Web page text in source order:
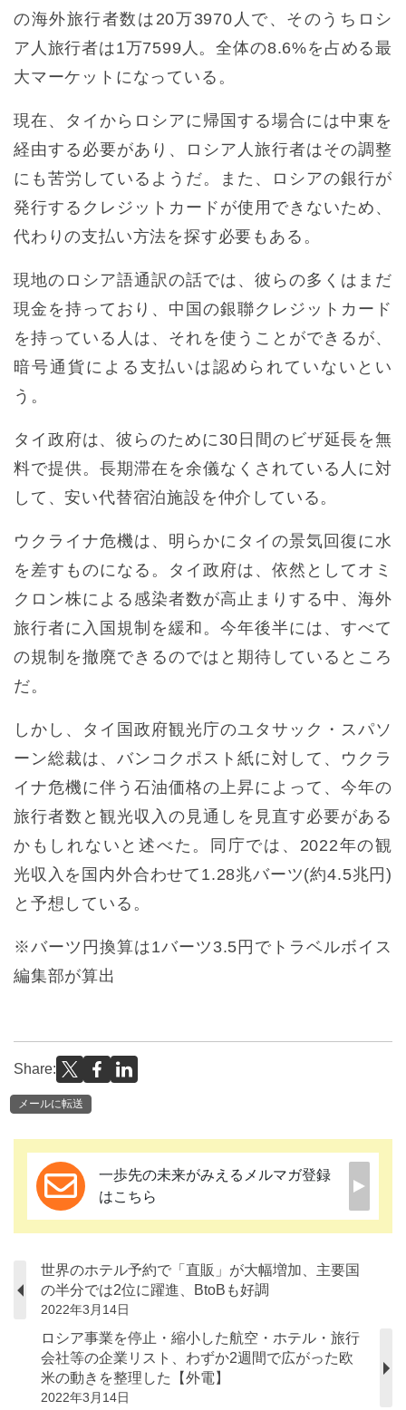
の海外旅行者数は20万3970人で、そのうちロシ
ア人旅行者は1万7599人。全体の8.6%を占める最
大マーケットになっている。
現在、タイからロシアに帰国する場合には中東を
経由する必要があり、ロシア人旅行者はその調整
にも苦労しているようだ。また、ロシアの銀行が
発行するクレジットカードが使用できないため、
代わりの支払い方法を探す必要もある。
現地のロシア語通訳の話では、彼らの多くはまだ
現金を持っており、中国の銀聯クレジットカード
を持っている人は、それを使うことができるが、
暗号通貨による支払いは認められていないとい
う。
タイ政府は、彼らのために30日間のビザ延長を無
料で提供。長期滞在を余儀なくされている人に対
して、安い代替宿泊施設を仲介している。
ウクライナ危機は、明らかにタイの景気回復に水
を差すものになる。タイ政府は、依然としてオミ
クロン株による感染者数が高止まりする中、海外
旅行者に入国規制を緩和。今年後半には、すべて
の規制を撤廃できるのではと期待しているところ
だ。
しかし、タイ国政府観光庁のユタサック・スパソ
ーン総裁は、バンコクポスト紙に対して、ウクラ
イナ危機に伴う石油価格の上昇によって、今年の
旅行者数と観光収入の見通しを見直す必要がある
かもしれないと述べた。同庁では、2022年の観
光収入を国内外合わせて1.28兆バーツ(約4.5兆円)
と予想している。
※バーツ円換算は1バーツ3.5円でトラベルボイス
編集部が算出
Share:
メールに転送
一歩先の未来がみえるメルマガ登録
はこちら
世界のホテル予約で「直販」が大幅増加、主要国
の半分では2位に躍進、BtoBも好調
2022年3月14日
ロシア事業を停止・縮小した航空・ホテル・旅行
会社等の企業リスト、わずか2週間で広がった欧
米の動きを整理した【外電】
2022年3月14日